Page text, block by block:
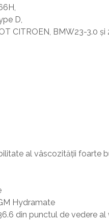
D,
CITROEN, BMW23-3.0 şi
al vâscozităţii foarte
Hydramate
din punctul de vedere al